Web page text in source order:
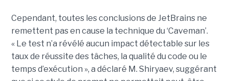
Cependant, toutes les conclusions de JetBrains ne
remettent pas en cause la technique du ‘Caveman’.
« Le test n’a révélé aucun impact détectable sur les
taux de réussite des tâches, la qualité du code ou le
temps d’exécution », a déclaré M. Shiryaev, suggérant